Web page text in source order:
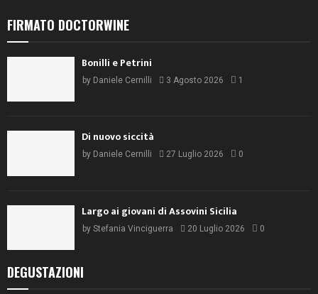
FIRMATO DOCTORWINE
Bonilli e Petrini
by Daniele Cernilli 3 Agosto 2026 1
Di nuovo siccità
by Daniele Cernilli 27 Luglio 2026 0
Largo ai giovani di Assovini Sicilia
by Stefania Vinciguerra 20 Luglio 2026 0
DEGUSTAZIONI